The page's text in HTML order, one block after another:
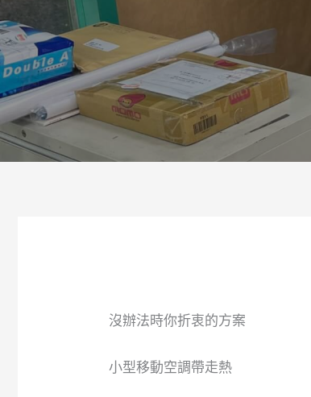
沒辦法時你折衷的方案
小型移動空調帶走熱